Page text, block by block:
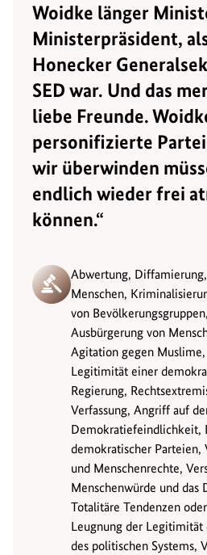
Woidke länger
Ministerpräsident,
Honecker
SED war. Und das
liebe Freunde.
personifizierte
wir überwinden
endlich wieder frei
können.“
Abwertung,
Menschen,
von
Ausbürgerung von
Agitation gegen
Legitimität einer
Regierung,
Verfassung, Angriff auf
Demokratiefeindlichkeit,
demokratischer Parteien,
und Menschenrechte,
Menschenwürde und das
Totalitäre Tendenzen
Leugnung der Legitimität
des politischen Systems,